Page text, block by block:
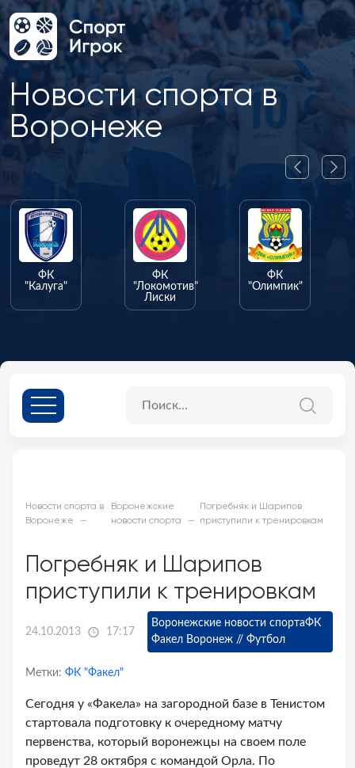
Новости спорта в
Воронеже
ФК
"Калуга"
ФК
"Локомотив"
Лиски
ФК
"Олимпик"
Новости спорта в
Воронеже
Воронежские
новости спорта
Погребняк и Шарипов
приступили к тренировкам
Погребняк и Шарипов
приступили к тренировкам
24.10.2013 17:17
Воронежские новости спортаФК
Факел Воронеж // Футбол
Метки: ФК "Факел"
Сегодня у «Факела» на загородной базе в Тенистом
стартовала подготовку к очередному матчу
первенства, который воронежцы на своем поле
проведут 28 октября с командой Орла. По